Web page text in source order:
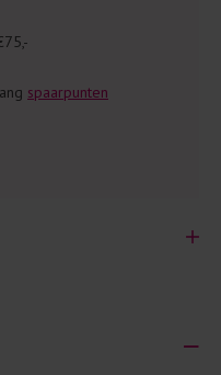
spaarpunten